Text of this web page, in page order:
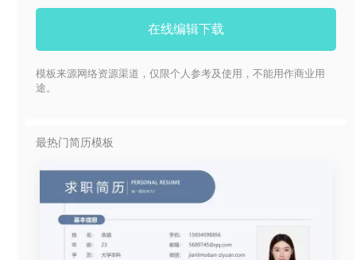
在线编辑下载
模板来源网络资源渠道，仅限个人参考及使用，不能用作商业用
途。
最热门简历模板